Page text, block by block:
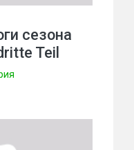
сезона
Teil